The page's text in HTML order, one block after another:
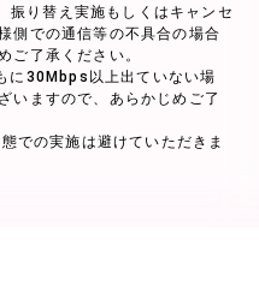
り替え実施もしくはキャンセ
側での通信等の不具合の場合
ご了承ください。
に30Mbps以上出ていない場
いますので、あらかじめご了
での実施は避けていただきま